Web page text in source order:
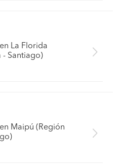
La Florida
Santiago)
Maipú (Región